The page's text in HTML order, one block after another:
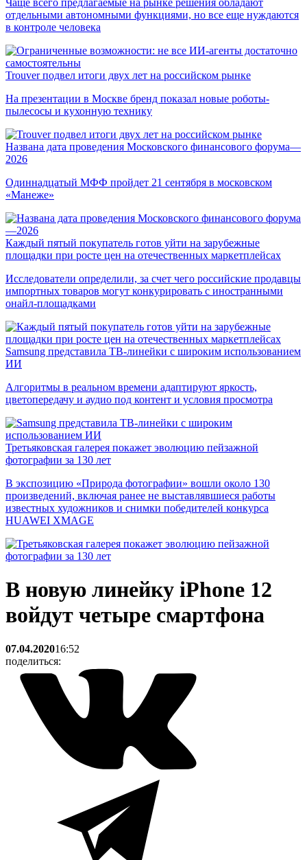
Чаще всего предлагаемые на рынке решения обладают
отдельными автономными функциями, но все еще нуждаются
в контроле человека
Trouver подвел итоги двух лет на российском рынке
На презентации в Москве бренд показал новые роботы-
пылесосы и кухонную технику
Названа дата проведения Московского финансового форума—
2026
Одиннадцатый МФФ пройдет 21 сентября в московском
«Манеже»
Каждый пятый покупатель готов уйти на зарубежные
площадки при росте цен на отечественных маркетплейсах
Исследователи определили, за счет чего российские продавцы
импортных товаров могут конкурировать с иностранными
онайл-площадками
Samsung представила ТВ-линейки с широким использованием
ИИ
Алгоритмы в реальном времени адаптируют яркость,
цветопередачу и аудио под контент и условия просмотра
Третьяковская галерея покажет эволюцию пейзажной
фотографии за 130 лет
В экспозицию «Природа фотографии» вошли около 130
произведений, включая ранее не выставлявшиеся работы
известных художников и снимки победителей конкурса
HUAWEI XMAGE
В новую линейку iPhone 12
войдут четыре смартфона
07.04.202016:52
поделиться: